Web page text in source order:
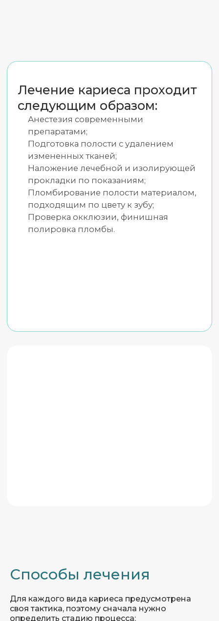
Способы лечения
Для каждого вида кариеса предусмотрена
своя тактика, поэтому сначала нужно
определить стадию процесса: